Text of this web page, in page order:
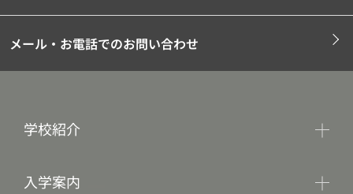
メール・お電話でのお問い合わせ
学校紹介
入学案内